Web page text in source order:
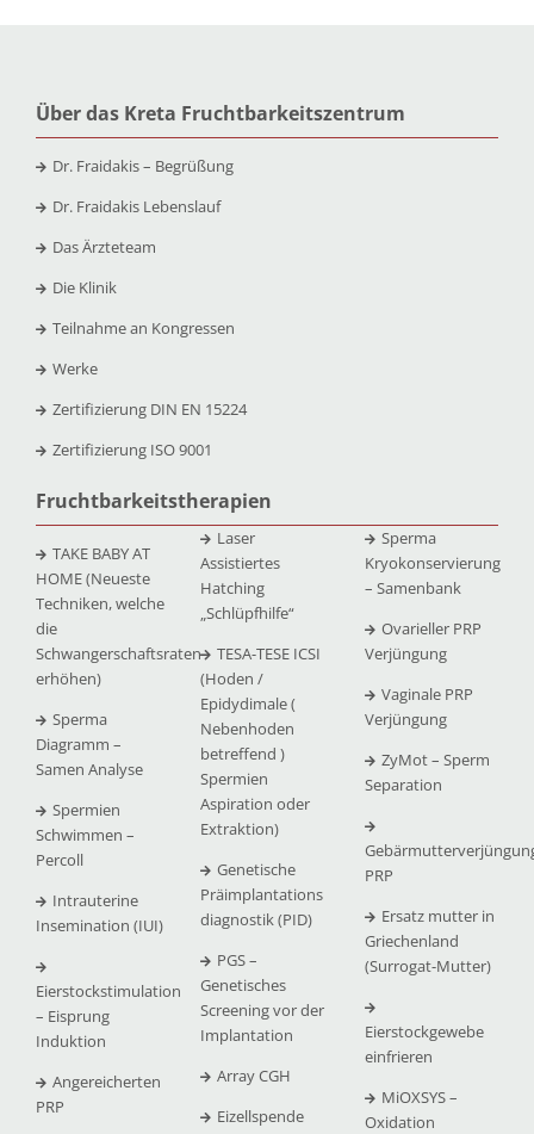
Über das Kreta Fruchtbarkeitszentrum
Dr. Fraidakis – Begrüßung
Dr. Fraidakis Lebenslauf
Das Ärzteteam
Die Klinik
Teilnahme an Kongressen
Werke
Zertifizierung DIN EN 15224
Zertifizierung ISO 9001
Fruchtbarkeitstherapien
TAKE BABY AT
HOME (Neueste
Techniken, welche
die
Schwangerschaftsraten
erhöhen)
Sperma
Diagramm –
Samen Analyse
Spermien
Schwimmen –
Percoll
Intrauterine
Insemination (IUI)
Eierstockstimulation
– Eisprung
Induktion
Angereicherten
PRP
Laser
Assistiertes
Hatching
„Schlüpfhilfe“
TESA-TESE ICSI
(Hoden /
Epidydimale (
Nebenhoden
betreffend )
Spermien
Aspiration oder
Extraktion)
Genetische
Präimplantations
diagnostik (PID)
PGS –
Genetisches
Screening vor der
Implantation
Array CGH
Eizellspende
Sperma
Kryokonservierung
– Samenbank
Ovarieller PRP
Verjüngung
Vaginale PRP
Verjüngung
ZyMot – Sperm
Separation
PRP
Ersatz mutter in
Griechenland
(Surrogat-Mutter)
Eierstockgewebe
einfrieren
MiOXSYS –
Oxidation